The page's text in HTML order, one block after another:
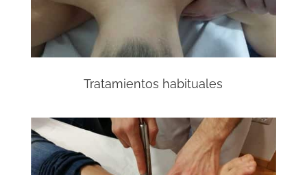
Tratamientos habituales